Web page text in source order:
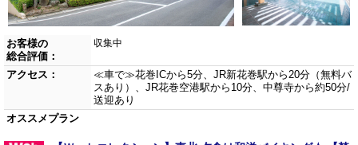
お客様の
総合評価：
収集中
アクセス：
≪車で≫花巻ICから5分、JR新花巻駅から20分（無料バ
スあり）、JR花巻空港駅から10分、中尊寺から約50分/
送迎あり
オススメプラン